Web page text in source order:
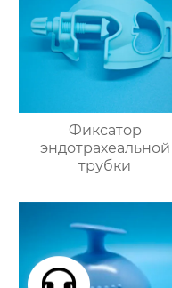
Фиксатор
эндотрахеальной
трубки